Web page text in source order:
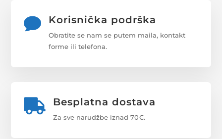
 Korisnička podrška
Obratite se nam se putem maila, kontakt
forme ili telefona.
 Besplatna dostava
Za sve narudžbe iznad 70€.